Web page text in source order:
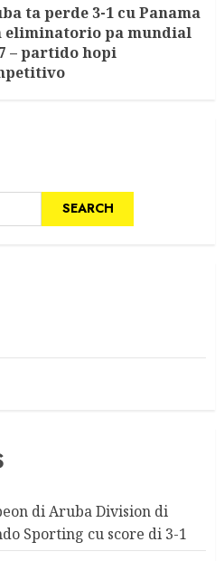
ta perde 3-1 cu Panama
eliminatorio pa mundial
– partido hopi
SEARCH
di Aruba Division di
Sporting cu score di 3-1